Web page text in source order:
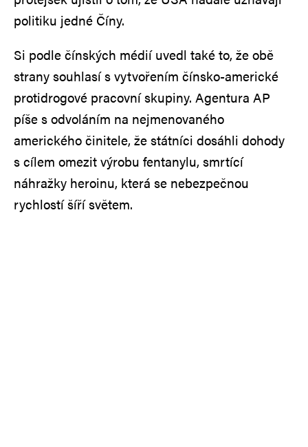
politiku jedné Číny.
Si podle čínských médií uvedl také to, že obě
strany souhlasí s vytvořením čínsko-americké
protidrogové pracovní skupiny. Agentura AP
píše s odvoláním na nejmenovaného
amerického činitele, že státníci dosáhli dohody
s cílem omezit výrobu fentanylu, smrtící
náhražky heroinu, která se nebezpečnou
rychlostí šíří světem.